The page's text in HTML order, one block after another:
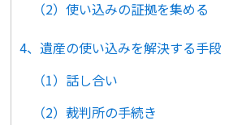
（2）使い込みの証拠を集める
4、遺産の使い込みを解決する手段
（1）話し合い
（2）裁判所の手続き